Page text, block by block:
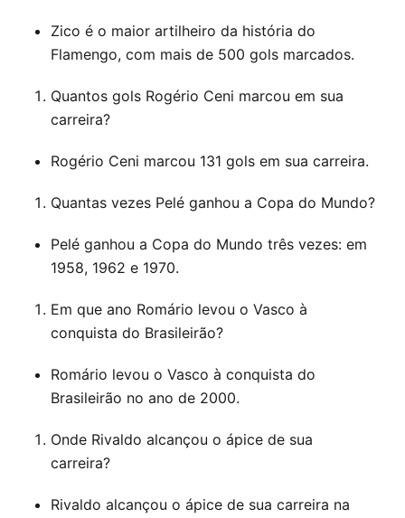
Zico é o maior artilheiro da história do
Flamengo, com mais de 500 gols marcados.
Quantos gols Rogério Ceni marcou em sua
carreira?
Rogério Ceni marcou 131 gols em sua carreira.
Quantas vezes Pelé ganhou a Copa do Mundo?
Pelé ganhou a Copa do Mundo três vezes: em
1958, 1962 e 1970.
Em que ano Romário levou o Vasco à
conquista do Brasileirão?
Romário levou o Vasco à conquista do
Brasileirão no ano de 2000.
Onde Rivaldo alcançou o ápice de sua
carreira?
Rivaldo alcançou o ápice de sua carreira na